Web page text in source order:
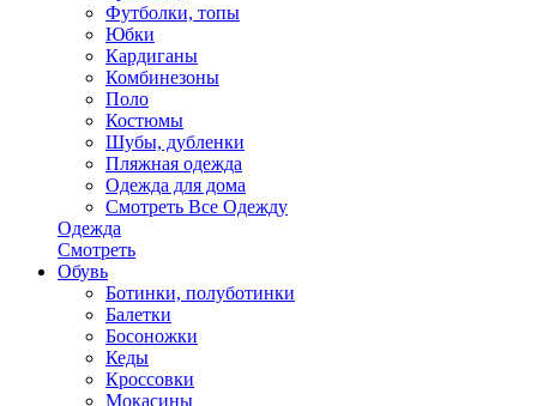
Футболки, топы
Юбки
Кардиганы
Комбинезоны
Поло
Костюмы
Шубы, дубленки
Пляжная одежда
Одежда для дома
Смотреть Все Одежду
Одежда
Смотреть
Обувь
Ботинки, полуботинки
Балетки
Босоножки
Кеды
Кроссовки
Мокасины